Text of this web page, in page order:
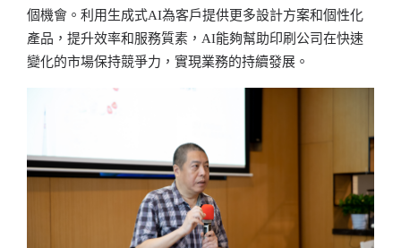
個機會。利用生成式AI為客戶提供更多設計方案和個性化
產品，提升效率和服務質素，AI能夠幫助印刷公司在快速
變化的市場保持競爭力，實現業務的持續發展。